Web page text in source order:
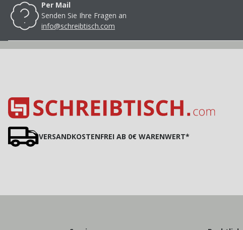
Per Mail
Senden Sie Ihre Fragen an
info@schreibtisch.com
VERSANDKOSTENFREI AB 0€ WARENWERT*